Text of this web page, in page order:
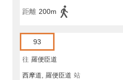
距離 200m
93
往 羅便臣道
西摩道, 羅便臣道 站